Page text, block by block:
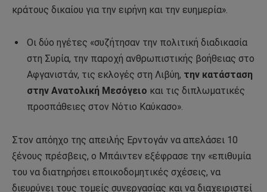
κράτους δικαίου για την ειρήνη και την ευημερία».
Οι δύο ηγέτες «συζήτησαν την πολιτική διαδικασία
στη Συρία, την παροχή ανθρωπιστικής βοήθειας στο
Αφγανιστάν, τις εκλογές στη Λιβύη, την κατάσταση
στην Ανατολική Μεσόγειο και τις διπλωματικές
προσπάθειες στον Νότιο Καύκασο».
Στον απόηχο της απειλής Ερντογάν να απελάσει 10
ξένους πρέσβεις, ο Μπάιντεν εξέφρασε την «επιθυμία
του να διατηρήσει εποικοδομητικές σχέσεις, να
διευρύνει τους τομείς συνεργασίας και να διαχειριστεί